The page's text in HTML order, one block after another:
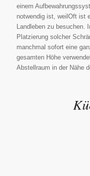
einem
notwendig ist, weilOft ist
Landleben zu
Platzierung solcher
manchmal sofort eine
gesamten Höhe
Abstellraum in der Nähe